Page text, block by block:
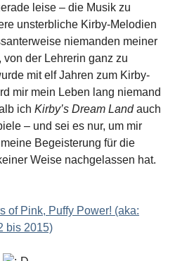
leise – die Musik zu
unsterbliche Kirby-Melodien
niemanden meiner
der Lehrerin ganz zu
mit elf Jahren zum Kirby-
mir mein Leben lang niemand
ich Kirby’s Dream Landauch
– und sei es nur, um mir
Begeisterung für die
Weise nachgelassen hat.
of Pink, Puffy Power! (aka:
bis 2015)